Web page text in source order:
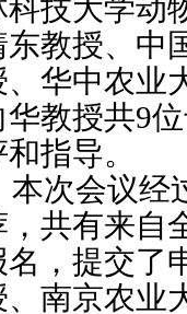
科技大学动
东教授、中
、华中农业
华教授共9
指导。
本次会议经
，共有来自
名，提交了
、南京农业